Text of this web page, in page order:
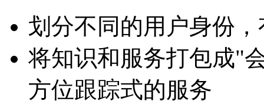
划分不同的用户身份
将知识和服务打包成"
方位跟踪式的服务